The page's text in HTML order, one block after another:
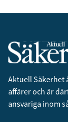
Aktuell Säkerhet
affärer och är
ansvariga inom